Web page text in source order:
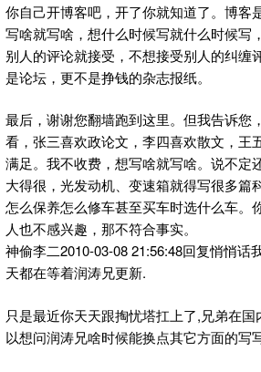
你自己开博客吧，开了你就知道了。博客
写啥就写啥，想什么时候写就什么时候写
别人的评论就接受，不想接受别人的纠缠
是论坛，更不是挣钱的杂志报纸。
最后，谢谢您翻墙跑到这里。但我告诉您
看，张三喜欢政论文，李四喜欢散文，王
满足。我不收费，想写啥就写啥。说不定
大得很，光发动机、变速箱就得写很多篇
怎么保养怎么修车甚至买车时选什么车。
人也不感兴趣，那不符合事实。
神偷李二2010-03-08 21:56:48回复悄悄话
天都在等着润涛兄更新.
只是最近你天天跟掏忧塔扛上了,兄弟在
以想问润涛兄啥时候能换点其它方面的写